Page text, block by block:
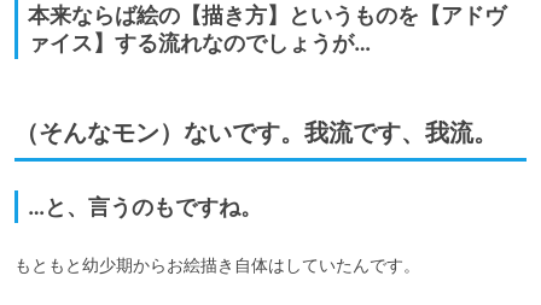
本来ならば絵の【描き方】というものを【アドヴ
ァイス】する流れなのでしょうが…
（そんなモン）ないです。我流です、我流。
…と、言うのもですね。
もともと幼少期からお絵描き自体はしていたんです。